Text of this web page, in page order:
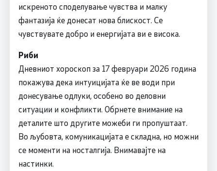
искреното споделување чувства и малку
фантазија ќе донесат нова блискост. Се
чувствувате добро и енергијата ви е висока.
Риби
Дневниот хороскоп за 17 февруари 2026 година
покажува дека интуицијата ќе ве води при
донесување одлуки, особено во деловни
ситуации и конфликти. Обрнете внимание на
деталите што другите можеби ги пропуштаат.
Во љубовта, комуникацијата е складна, но можни
се моменти на носталгија. Внимавајте на
настинки.